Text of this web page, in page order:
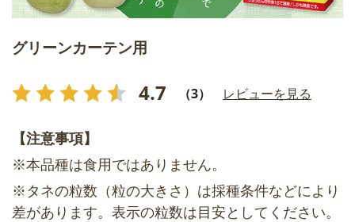
グリーンカーテン用
4.7 （3） レビューを見る
【注意事項】
※本品種は食用ではありません。
※タネの粒数（粒の大きさ）は採種条件などにより
差があります。表示の粒数は目安としてください。